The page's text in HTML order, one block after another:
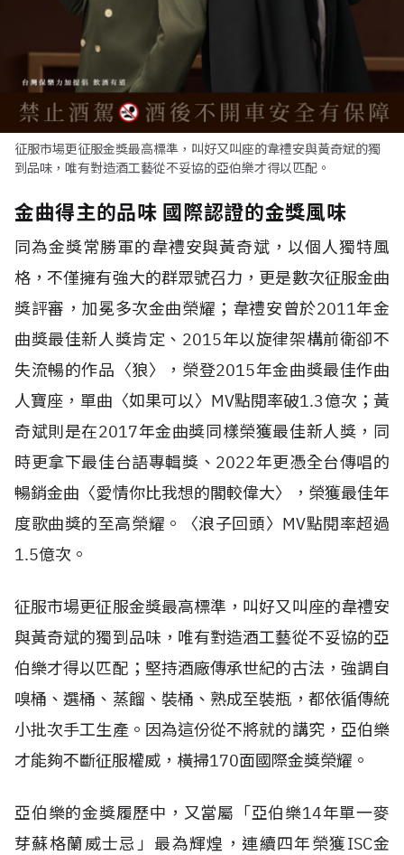
征服市場更征服金獎最高標準，叫好又叫座的韋禮安與黃奇斌的獨
到品味，唯有對造酒工藝從不妥協的亞伯樂才得以匹配。
金曲得主的品味 國際認證的金獎風味
同為金獎常勝軍的韋禮安與黃奇斌，以個人獨特風
格，不僅擁有強大的群眾號召力，更是數次征服金曲
獎評審，加冕多次金曲榮耀；韋禮安曾於2011年金
曲獎最佳新人獎肯定、2015年以旋律架構前衛卻不
失流暢的作品〈狼〉，榮登2015年金曲獎最佳作曲
人寶座，單曲〈如果可以〉MV點閱率破1.3億次；黃
奇斌則是在2017年金曲獎同樣榮獲最佳新人獎，同
時更拿下最佳台語專輯獎、2022年更憑全台傳唱的
暢銷金曲〈愛情你比我想的閣較偉大〉，榮獲最佳年
度歌曲獎的至高榮耀。〈浪子回頭〉MV點閱率超過
1.5億次。
征服市場更征服金獎最高標準，叫好又叫座的韋禮安
與黃奇斌的獨到品味，唯有對造酒工藝從不妥協的亞
伯樂才得以匹配；堅持酒廠傳承世紀的古法，強調自
嗅桶、選桶、蒸餾、裝桶、熟成至裝瓶，都依循傳統
小批次手工生產。因為這份從不將就的講究，亞伯樂
才能夠不斷征服權威，橫掃170面國際金獎榮耀。
亞伯樂的金獎履歷中，又當屬「亞伯樂14年單一麥
芽蘇格蘭威士忌」最為輝煌，連續四年榮獲ISC金